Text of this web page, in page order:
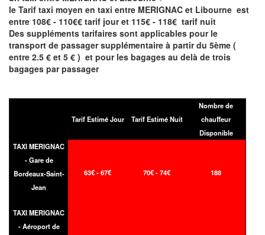
le Tarif taxi moyen en taxi entre MERIGNAC et Libourne est
entre 108€ - 110€€ tarif jour et 115€ - 118€ tarif nuit
Des suppléments tarifaires sont applicables pour le
transport de passager supplémentaire à partir du 5ème (
entre 2.5 € et 5 € ) et pour les bagages au delà de trois
bagages par passager
Tarif Estimé Jour Tarif Estimé Nuit
Nombre de
chauffeur
Disponible
TAXI MERIGNAC
- Gare de
Bordeaux-Saint-
Jean
63€ - 67€ 70€ - 74€ 188
TAXI MERIGNAC
- Aéroport de